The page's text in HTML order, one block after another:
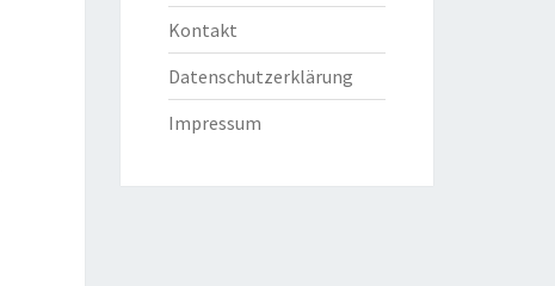
Kontakt
Datenschutzerklärung
Impressum